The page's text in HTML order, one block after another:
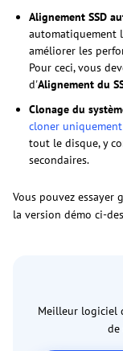
Alignement SSD
automatiquement
améliorer les
Pour ceci, vous
d'Alignement du
Clonage du
cloner
tout le disque, y
secondaires.
Vous pouvez essayer
la version démo ci-
Meilleur logiciel
de